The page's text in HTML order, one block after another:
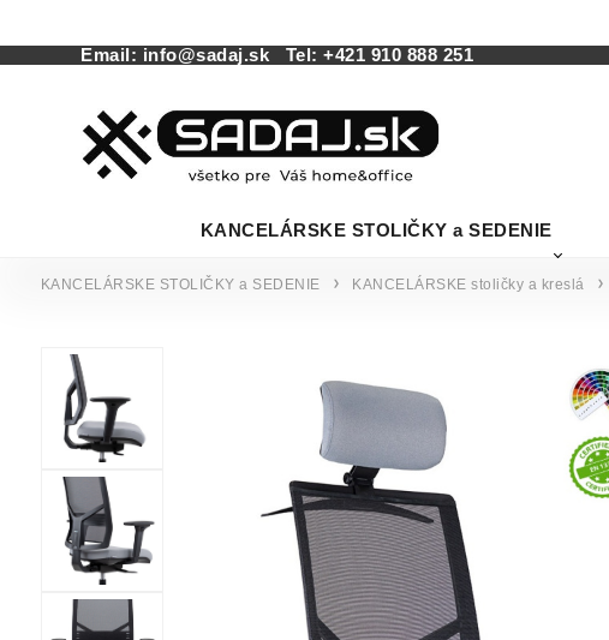
Email: info@sadaj.sk Tel:+421 910 888 251
KANCELÁRSKE STOLIČKY a SEDENIE
KANCELÁRSKE STOLIČKY a SEDENIE KANCELÁRSKE stoličky a kreslá